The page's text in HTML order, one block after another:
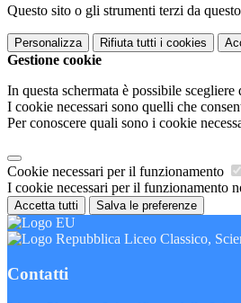
Questo sito o gli strumenti terzi da
Personalizza Rifiuta tutti i cookies
Gestione cookie
In questa schermata è possibile
I cookie necessari sono quelli che
Per conoscere quali sono i cookie
Cookie necessari per il funzionamento
I cookie necessari per il funzionamento
Accetta tutti Salva le preferenze
Liceo Classico,
Contatti